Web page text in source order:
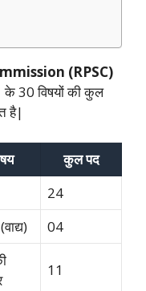
(RPSC)
के 30 विषयों की कुल
है|
कुल पद
24
04
11